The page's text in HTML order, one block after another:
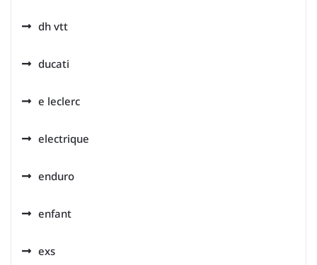
dh vtt
ducati
e leclerc
electrique
enduro
enfant
exs